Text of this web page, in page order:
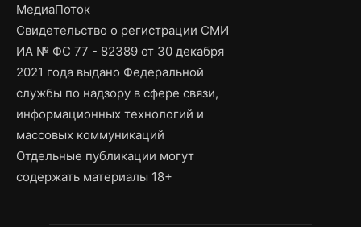
МедиаПоток
Свидетельство о регистрации СМИ
ИА № ФС 77 - 82389 от 30 декабря
2021 года выдано Федеральной
службы по надзору в сфере связи,
информационных технологий и
массовых коммуникаций
Отдельные публикации могут
содержать материалы 18+